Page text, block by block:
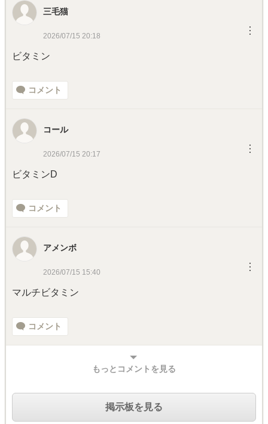
三毛猫
2026/07/15 20:18 ︙
ビタミン
コメント
コール
2026/07/15 20:17 ︙
ビタミンD
コメント
アメンボ
2026/07/15 15:40 ︙
マルチビタミン
コメント
もっとコメントを見る
掲示板を見る